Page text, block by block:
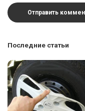
Последние статьи